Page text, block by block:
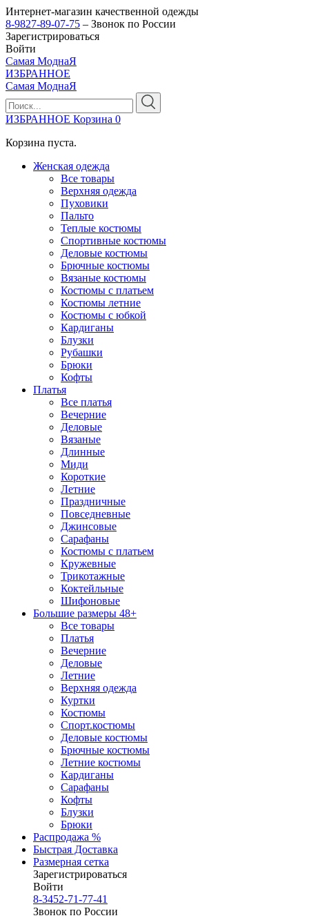
Интернет-магазин качественной одежды
8-9827-89-07-75 – Звонок по России
Зарегистрироваться
Войти
Самая МоднаЯ
ИЗБРАННОЕ
Самая МоднаЯ
ИЗБРАННОЕ Корзина 0
Корзина пуста.
Женская одежда
Все товары
Верхняя одежда
Пуховики
Пальто
Теплые костюмы
Спортивные костюмы
Деловые костюмы
Брючные костюмы
Вязаные костюмы
Костюмы с платьем
Костюмы летние
Костюмы с юбкой
Кардиганы
Блузки
Рубашки
Брюки
Кофты
Платья
Все платья
Вечерние
Деловые
Вязаные
Длинные
Миди
Короткие
Летние
Праздничные
Повседневные
Джинсовые
Сарафаны
Костюмы с платьем
Кружевные
Трикотажные
Коктейльные
Шифоновые
Большие размеры 48+
Все товары
Платья
Вечерние
Деловые
Летние
Верхняя одежда
Куртки
Костюмы
Спорт.костюмы
Деловые костюмы
Брючные костюмы
Летние костюмы
Кардиганы
Сарафаны
Кофты
Блузки
Брюки
Распродажа %
Быстрая Доставка
Размерная сетка
Зарегистрироваться
Войти
8-3452-71-77-41
Звонок по России